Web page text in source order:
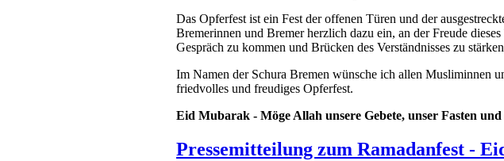
Das Opferfest ist ein Fest der offenen Türen und der
Bremerinnen und Bremer herzlich dazu ein, an der Freude
Gespräch zu kommen und Brücken des Verständnisses zu
Im Namen der Schura Bremen wünsche ich allen Musliminnen
friedvolles und freudiges Opferfest.
Eid Mubarak - Möge Allah unsere Gebete, unser Fasten
Pressemitteilung zum Ramadanfest -